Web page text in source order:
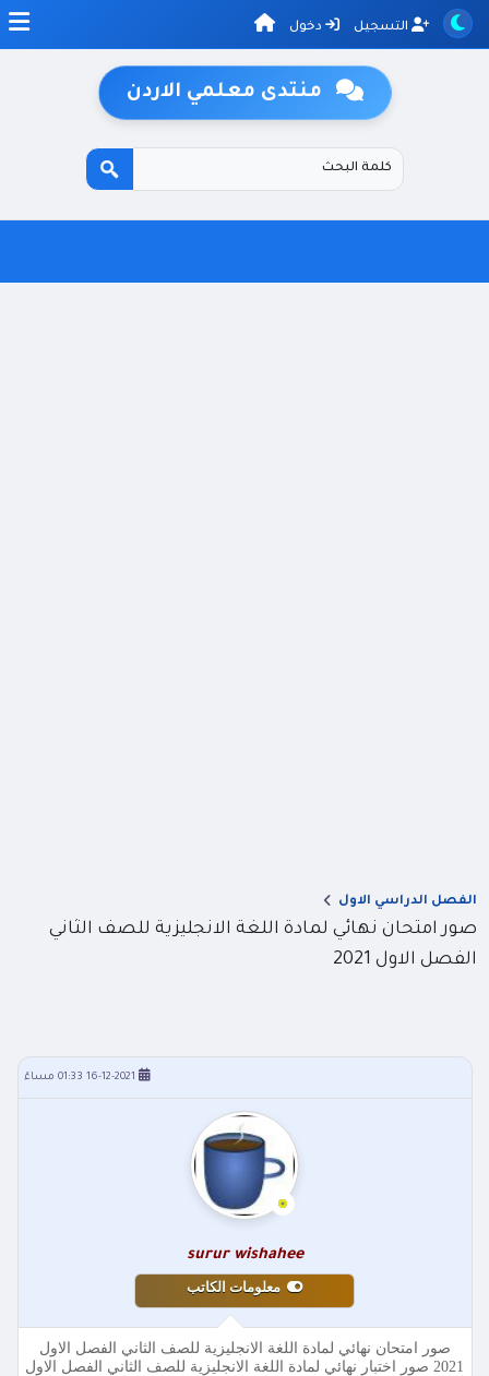
التسجيل دخول
منتدى معلمي الاردن
الفصل الدراسي الاول
صور امتحان نهائي لمادة اللغة الانجليزية للصف الثاني
الفصل الاول 2021
16-12-2021 01:33 مساءً
surur wishahee
معلومات الكاتب
صور امتحان نهائي لمادة اللغة الانجليزية للصف الثاني الفصل الاول
2021 صور اختبار نهائي لمادة اللغة الانجليزية للصف الثاني الفصل الاول